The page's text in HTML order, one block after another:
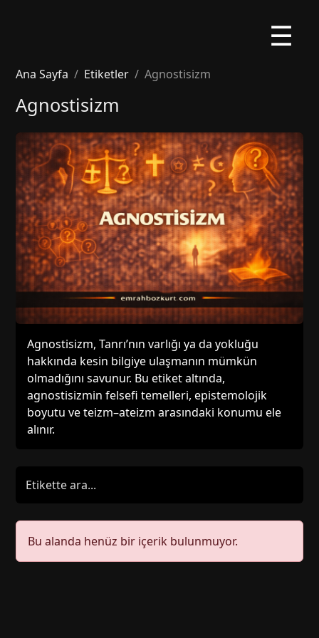
☰
Ana Sayfa Etiketler Agnostisizm
Agnostisizm
Agnostisizm, Tanrı’nın varlığı ya da yokluğu
hakkında kesin bilgiye ulaşmanın mümkün
olmadığını savunur. Bu etiket altında,
agnostisizmin felsefi temelleri, epistemolojik
boyutu ve teizm–ateizm arasındaki konumu ele
alınır.
Bu alanda henüz bir içerik bulunmuyor.